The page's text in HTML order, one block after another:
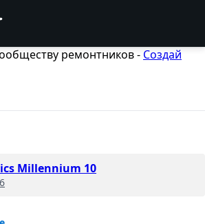
ремонтников - Создай
Millennium 10